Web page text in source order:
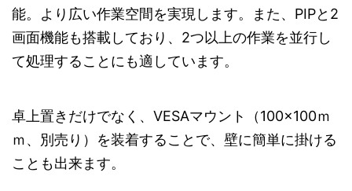
能。より広い作業空間を実現します。また、PIPと2
画面機能も搭載しており、2つ以上の作業を並行し
て処理することにも適しています。
卓上置きだけでなく、VESAマウント（100×100ｍ
ｍ、別売り）を装着することで、壁に簡単に掛ける
ことも出来ます。